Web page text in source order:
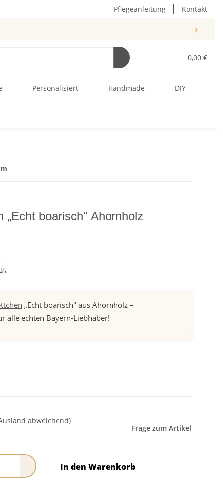
Pflegeanleitung Kontakt
›
0,00 €
Personalisiert Handmade DIY
„Echt boarisch" Ahornholz
„Echt boarisch" aus Ahornholz –
alle echten Bayern-Liebhaber!
abweichend)
Frage zum Artikel
In den Warenkorb